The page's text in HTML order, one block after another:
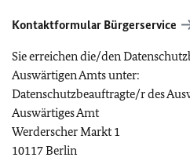
Kontaktformular Bürgerservice
Sie erreichen die/den
Auswärtigen Amts unter:
Datenschutzbeauftragte/r des
Auswärtiges Amt
Werderscher Markt 1
10117 Berlin